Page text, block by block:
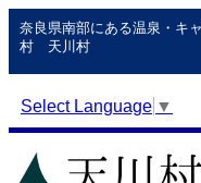
奈良県南部にある温泉・キ
村 天川村
Select Language ▼